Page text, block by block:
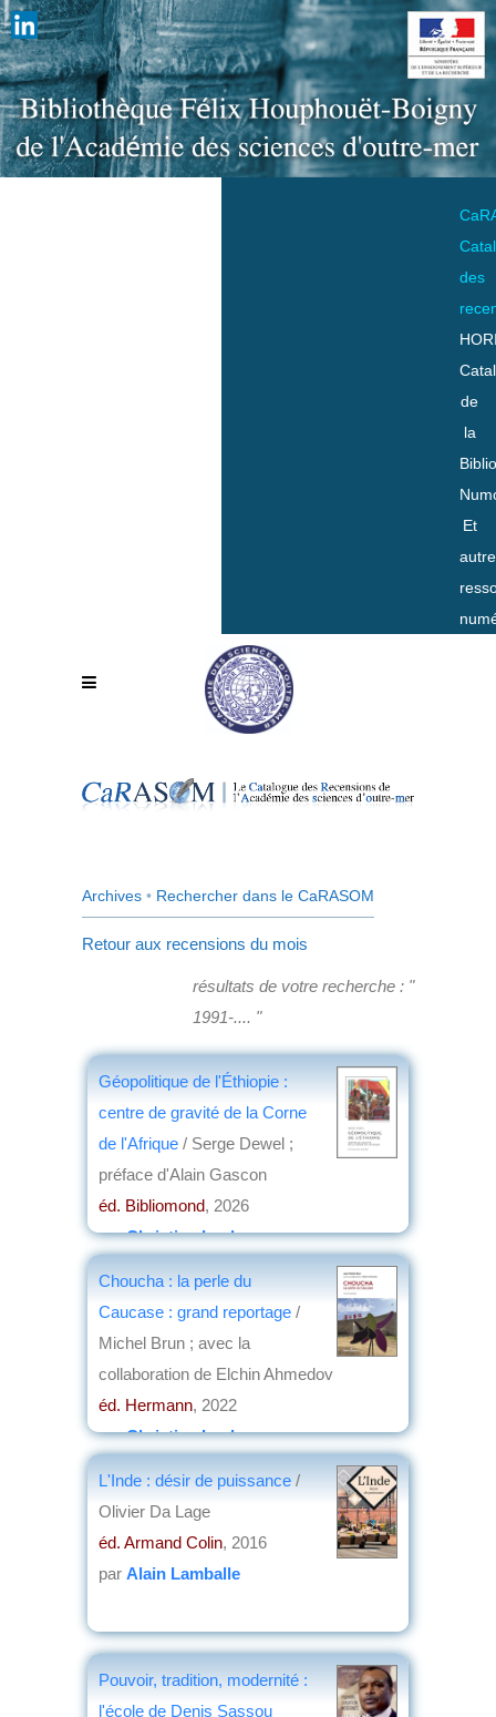
des
de
la
Et
Archives • Rechercher dans le CaRASOM
Retour aux recensions du mois
résultats de votre recherche : "
1991-.... "
Géopolitique de l'Éthiopie :
centre de gravité de la Corne
de l'Afrique / Serge Dewel ;
préface d'Alain Gascon
éd. Bibliomond, 2026
parChristian Lochon
Choucha : la perle du
Caucase : grand reportage /
Michel Brun ; avec la
collaboration de Elchin Ahmedov
éd. Hermann, 2022
parChristian Lochon
L'Inde : désir de puissance /
Olivier Da Lage
éd. Armand Colin, 2016
par Alain Lamballe
Pouvoir, tradition, modernité :
l'école de Denis Sassou